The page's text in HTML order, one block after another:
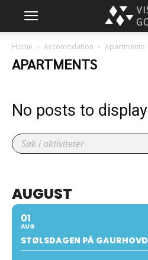
Home Accomodation Apartments
APARTMENTS
No posts to display
AUGUST
01
AUG
STØLSDAGEN PÅ GAURHOVD